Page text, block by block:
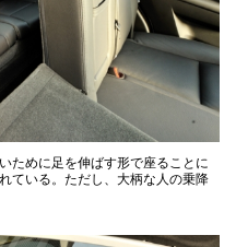
ために足を伸ばす形で座ることに
ている。ただし、大柄な人の乗降